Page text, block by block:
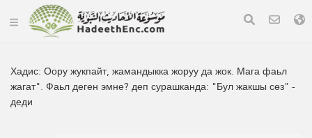
Хадис:Оору жукпайт, жамандыкка жоруу да жок. Мага фаьл
жагат". Фаьл деген эмне? деп сурашканда: "Бул жакшы сөз" -
деди